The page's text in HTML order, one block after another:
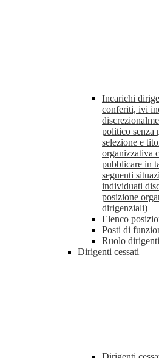
Incarichi
conferiti, ivi
politico senza
selezione e
organizzativa
pubblicare in
seguenti
individuati
posizione
dirigenziali)
Elenco
Posti di
Ruolo dirigenti
Dirigenti cessati